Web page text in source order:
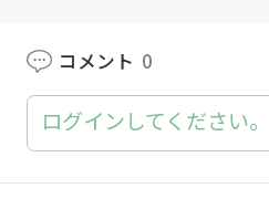
▼TERUのSNS等の活動一覧
https://lit.link/terukyoiku
▼このチャンネルは
YouTube登録者10万人超
コメント 0
ログインしてください。